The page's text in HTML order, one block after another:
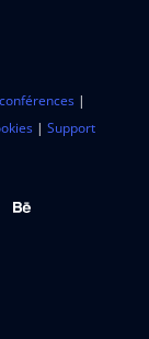
|
| Support